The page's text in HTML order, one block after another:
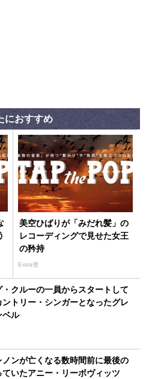
におすすめ
美空ひばりが「みだれ髪」の
レコーディングで見せた女王
の矜持
Extra便
・クルーの一員からスタートして
トリー・シンガーとなったグレ
ベル
ノンが亡くなる数時間前に最後の
いたアニー・リーボヴィッツ